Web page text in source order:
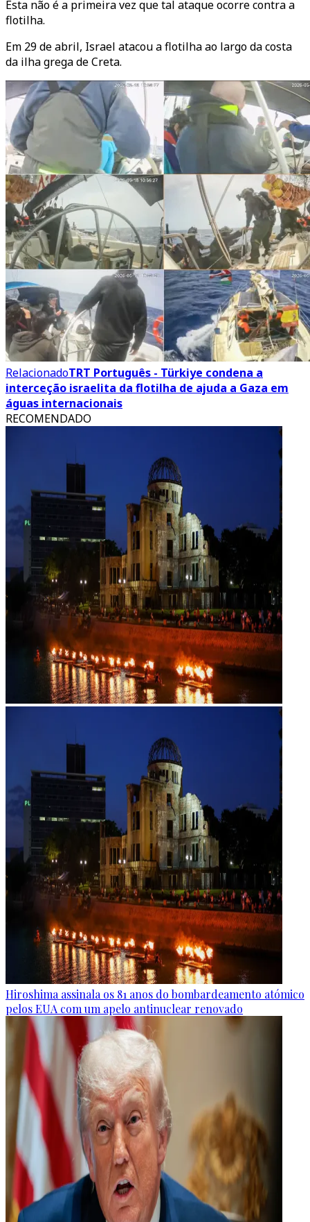
Esta não é a primeira vez que tal ataque ocorre contra a
flotilha.
Em 29 de abril, Israel atacou a flotilha ao largo da costa
da ilha grega de Creta.
RelacionadoTRT Português - Türkiye condena a
interceção israelita da flotilha de ajuda a Gaza em
águas internacionais
RECOMENDADO
Hiroshima assinala os 81 anos do bombardeamento atómico
pelos EUA com um apelo antinuclear renovado